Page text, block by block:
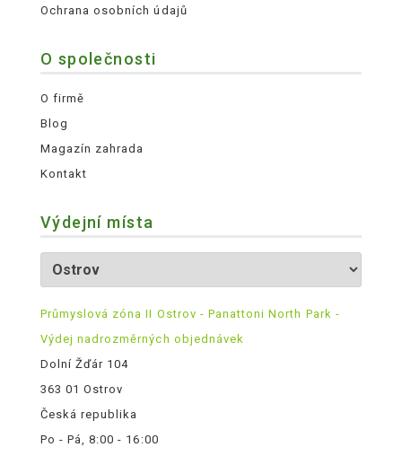
Ochrana osobních údajů
O společnosti
O firmě
Blog
Magazín zahrada
Kontakt
Výdejní místa
Průmyslová zóna II Ostrov - Panattoni North Park -
Výdej nadrozměrných objednávek
Dolní Žďár 104
363 01 Ostrov
Česká republika
Po - Pá, 8:00 - 16:00